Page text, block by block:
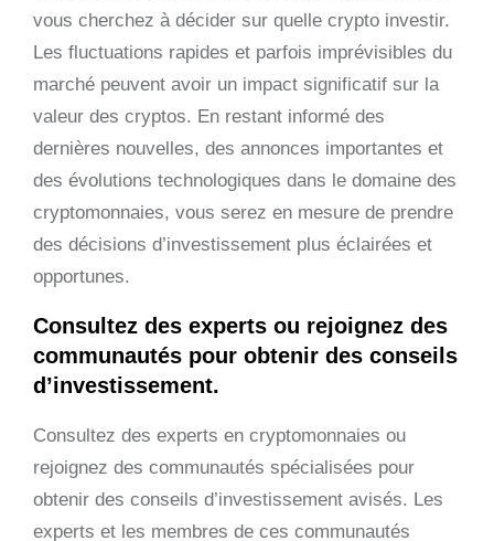
vous cherchez à décider sur quelle crypto investir.
Les fluctuations rapides et parfois imprévisibles du
marché peuvent avoir un impact significatif sur la
valeur des cryptos. En restant informé des
dernières nouvelles, des annonces importantes et
des évolutions technologiques dans le domaine des
cryptomonnaies, vous serez en mesure de prendre
des décisions d’investissement plus éclairées et
opportunes.
Consultez des experts ou rejoignez des
communautés pour obtenir des conseils
d’investissement.
Consultez des experts en cryptomonnaies ou
rejoignez des communautés spécialisées pour
obtenir des conseils d’investissement avisés. Les
experts et les membres de ces communautés